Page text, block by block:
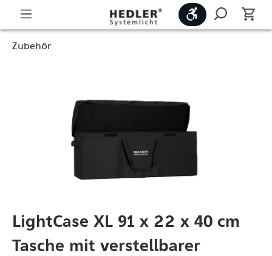
Zubehör
LightCase XL 91 x 22 x 40 cm
Tasche mit verstellbarer